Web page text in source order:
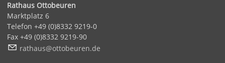
Rathaus Ottobeuren
Marktplatz 6
Telefon +49 (0)8332 9219-0
Fax +49 (0)8332 9219-90
r th s tt b r n d